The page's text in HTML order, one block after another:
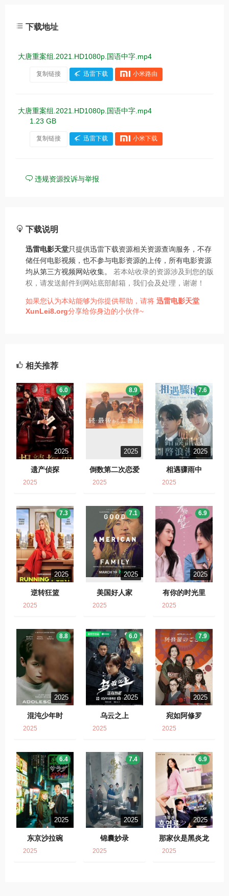
下载地址
大唐重案组.2021.HD1080p.国语中字.mp4
复制链接 迅雷下载 小米路由
大唐重案组.2021.HD1080p.国语中字.mp4
1.23 GB
复制链接 迅雷下载 小米下载
违规资源投诉与举报
下载说明
迅雷电影天堂只提供迅雷下载资源相关资源查询服务，不存
储任何电影视频，也不参与电影资源的上传，所有电影资源
均从第三方视频网站收集。 若本站收录的资源涉及到您的版
权，请发送邮件到网站底部邮箱，我们会及处理，谢谢！
如果您认为本站能够为你提供帮助，请将 迅雷电影天堂
XunLei8.org分享给你身边的小伙伴~
相关推荐
2025
遗产侦探
6.0
2025
2025
倒数第二次恋爱
8.9
2025
2025
相遇骤雨中
7.6
2025
2025
逆转狂篮
7.3
2025
2025
美国好人家
7.1
2025
2025
有你的时光里
6.9
2025
2025
混沌少年时
8.8
2025
2025
乌云之上
6.0
2025
2025
宛如阿修罗
7.9
2025
2025
东京沙拉碗
6.4
2025
2025
锦囊妙录
7.4
2025
2025
那家伙是黑炎龙
6.9
2025